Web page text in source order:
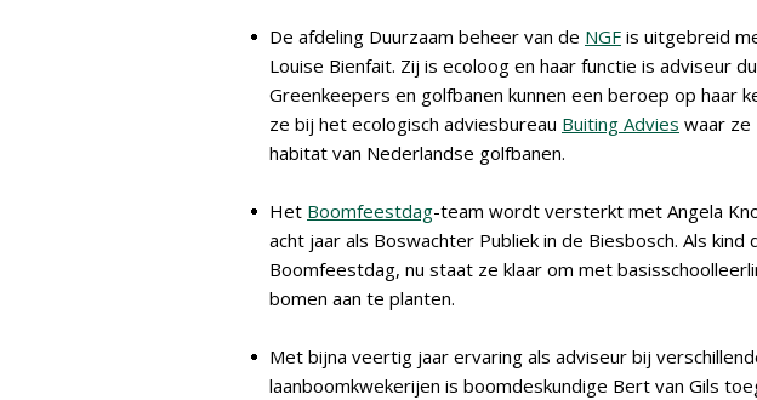
De afdeling Duurzaam beheer van de NGF is uitgebreid
Louise Bienfait. Zij is ecoloog en haar functie is adviseur
Greenkeepers en golfbanen kunnen een beroep op haar
ze bij het ecologisch adviesbureau Buiting Advies waar ze
habitat van Nederlandse golfbanen.
Het Boomfeestdag-team wordt versterkt met Angela
acht jaar als Boswachter Publiek in de Biesbosch. Als
Boomfeestdag, nu staat ze klaar om met
bomen aan te planten.
Met bijna veertig jaar ervaring als adviseur bij
laanboomkwekerijen is boomdeskundige Bert van Gils